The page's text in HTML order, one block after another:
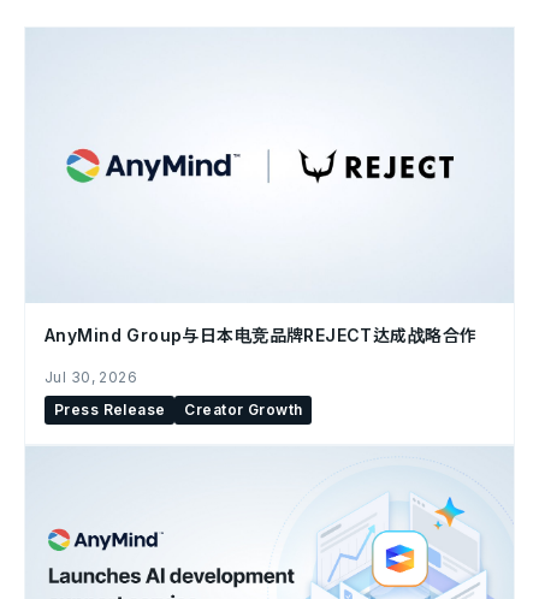
AnyMind Group与日本电竞品牌REJECT达成战略合作
Jul 30, 2026
Press Release
Creator Growth